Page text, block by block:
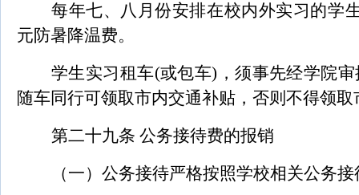
每年七、八月份安排在校内外实习的学
元防暑降温费。
学生实习租车(或包车)，须事先经学院
随车同行可领取市内交通补贴，否则不得领
第二十九条 公务接待费的报销
（一）公务接待严格按照学校相关公务